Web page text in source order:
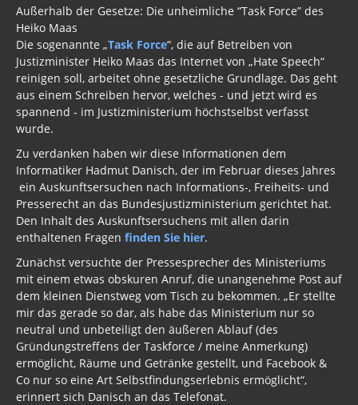
Außerhalb der Gesetze: Die unheimliche “Task Force” des
Heiko Maas
Die sogenannte „Task Force“, die auf Betreiben von
Justizminister Heiko Maas das Internet von „Hate Speech“
reinigen soll, arbeitet ohne gesetzliche Grundlage. Das geht
aus einem Schreiben hervor, welches - und jetzt wird es
spannend - im Justizministerium höchstselbst verfasst
wurde.
Zu verdanken haben wir diese Informationen dem
Informatiker Hadmut Danisch, der im Februar dieses Jahres
ein Auskunftsersuchen nach Informations-, Freiheits- und
Presserecht an das Bundesjustizministerium gerichtet hat.
Den Inhalt des Auskunftsersuchens mit allen darin
enthaltenen Fragen finden Sie hier.
Zunächst versuchte der Pressesprecher des Ministeriums
mit einem etwas obskuren Anruf, die unangenehme Post auf
dem kleinen Dienstweg vom Tisch zu bekommen. „Er stellte
mir das gerade so dar, als habe das Ministerium nur so
neutral und unbeteiligt den äußeren Ablauf (des
Gründungstreffens der Taskforce / meine Anmerkung)
ermöglicht, Räume und Getränke gestellt, und Facebook &
Co nur so eine Art Selbstfindungserlebnis ermöglicht“,
erinnert sich Danisch an das Telefonat.